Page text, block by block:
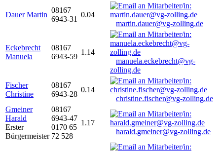
Dauer Martin
08167
6943-31
0.04
martin.dauer@vg-zolling.de
Eckebrecht
Manuela
08167
6943-59
1.14
manuela.eckebrecht@vg-
zolling.de
Fischer
Christine
08167
6943-28
0.14
christine.fischer@vg-zolling.de
Gmeiner
Harald
Erster
Bürgermeister
08167
6943-47
0170 65
72 528
1.17
harald.gmeiner@vg-zolling.de